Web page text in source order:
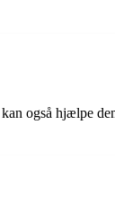
også hjælpe